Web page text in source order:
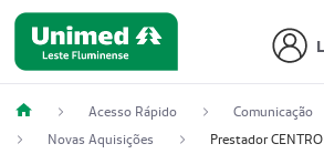
Acesso Rápido
Comunicação
Novas Aquisições